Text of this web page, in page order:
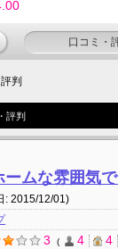
口コミ・
判
評判
ームな雰囲気
: 2015/12/01)
3 4 4